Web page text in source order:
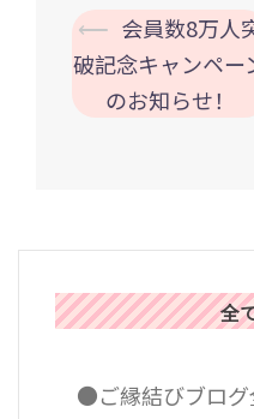
投
稿
シ
ン
⟵ 会員数8万人
破記念キャンペー
のお知らせ！
全
●ご縁結びブログ